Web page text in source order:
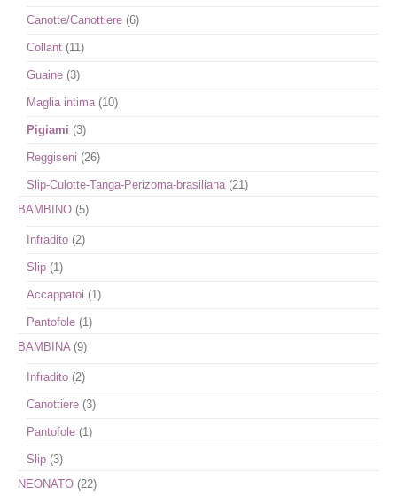
Canotte/Canottiere (6)
Collant (11)
Guaine (3)
Maglia intima (10)
Pigiami (3)
Reggiseni (26)
Slip-Culotte-Tanga-Perizoma-brasiliana (21)
BAMBINO (5)
Infradito (2)
Slip (1)
Accappatoi (1)
Pantofole (1)
BAMBINA (9)
Infradito (2)
Canottiere (3)
Pantofole (1)
Slip (3)
NEONATO (22)